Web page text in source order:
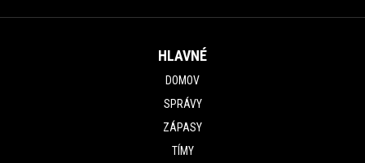
HLAVNÉ
DOMOV
SPRÁVY
ZÁPASY
TÍMY